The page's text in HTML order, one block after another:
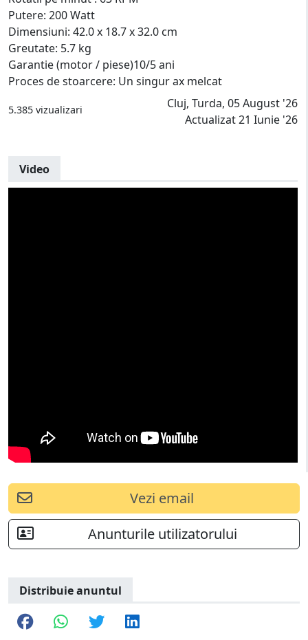
Putere: 200 Watt
Dimensiuni: 42.0 x 18.7 x 32.0 cm
Greutate: 5.7 kg
Garantie (motor / piese)10/5 ani
Proces de stoarcere: Un singur ax melcat
5.385 vizualizari
Cluj, Turda, 05 August '26
Actualizat 21 Iunie '26
Video
Vezi email
Anunturile utilizatorului
Distribuie anuntul